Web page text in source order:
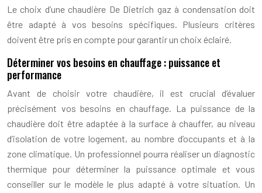
Le choix d’une chaudière De Dietrich gaz à condensation doit
être adapté à vos besoins spécifiques. Plusieurs critères
doivent être pris en compte pour garantir un choix éclairé.
Déterminer vos besoins en chauffage : puissance et
performance
Avant de choisir votre chaudière, il est crucial d’évaluer
précisément vos besoins en chauffage. La puissance de la
chaudière doit être adaptée à la surface à chauffer, au niveau
d’isolation de votre logement, au nombre d’occupants et à la
zone climatique. Un professionnel pourra réaliser un diagnostic
thermique pour déterminer la puissance optimale et vous
conseiller sur le modèle le plus adapté à votre situation. Un